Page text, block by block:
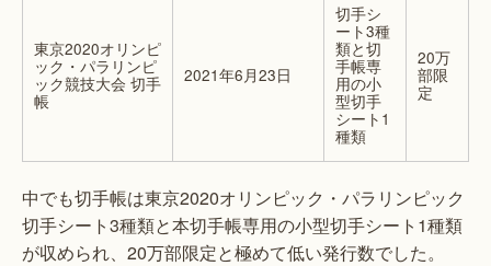
東京2020オリンピ
ック・パラリンピ
ック競技大会 切手
帳
2021年6月23日
切手シ
ート3種
類と切
手帳専
用の小
型切手
シート1
種類
20万
部限
定
中でも切手帳は東京2020オリンピック・パラリンピック
切手シート3種類と本切手帳専用の小型切手シート1種類
が収められ、20万部限定と極めて低い発行数でした。